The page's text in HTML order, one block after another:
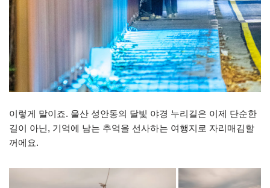
이렇게 말이죠. 울산 성안동의 달빛 야경 누리길은 이제 단순한
길이 아닌, 기억에 남는 추억을 선사하는 여행지로 자리매김할
꺼에요.